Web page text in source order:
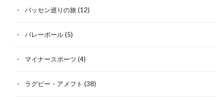
バッセン巡りの旅(12)
バレーボール(5)
マイナースポーツ (4)
ラグビー・アメフト (38)